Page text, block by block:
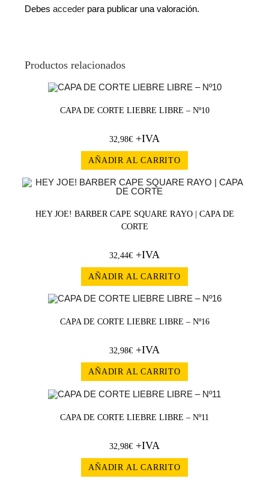
Debesacceder para publicar una valoración.
Productos relacionados
CAPA DE CORTE LIEBRE LIBRE – Nº10
32,98€ +IVA
AÑADIR AL CARRITO
HEY JOE! BARBER CAPE SQUARE RAYO | CAPA DE
CORTE
32,44€ +IVA
AÑADIR AL CARRITO
CAPA DE CORTE LIEBRE LIBRE – Nº16
32,98€ +IVA
AÑADIR AL CARRITO
CAPA DE CORTE LIEBRE LIBRE – Nº11
32,98€ +IVA
AÑADIR AL CARRITO